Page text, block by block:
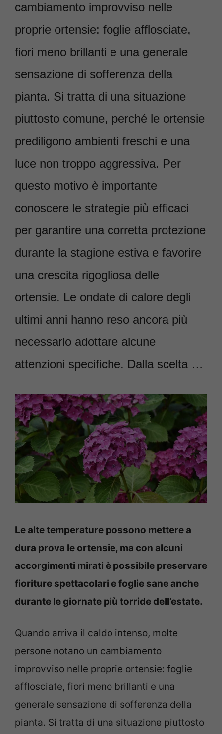
cambiamento improvviso nelle
proprie ortensie: foglie afflosciate,
fiori meno brillanti e una generale
sensazione di sofferenza della
pianta. Si tratta di una situazione
piuttosto comune, perché le ortensie
prediligono ambienti freschi e una
luce non troppo aggressiva. Per
questo motivo è importante
conoscere le strategie più efficaci
per garantire una corretta protezione
durante la stagione estiva e favorire
una crescita rigogliosa delle
ortensie. Le ondate di calore degli
ultimi anni hanno reso ancora più
necessario adottare alcune
attenzioni specifiche. Dalla scelta …
Le alte temperature possono mettere a
dura prova le ortensie, ma con alcuni
accorgimenti mirati è possibile preservare
fioriture spettacolari e foglie sane anche
durante le giornate più torride dell’estate.
Quando arriva il caldo intenso, molte
persone notano un cambiamento
improvviso nelle proprie ortensie: foglie
afflosciate, fiori meno brillanti e una
generale sensazione di sofferenza della
pianta. Si tratta di una situazione piuttosto